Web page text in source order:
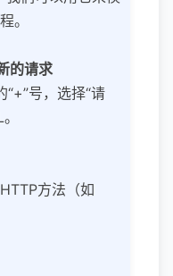
。
的请求
号，选择“请
方法（如